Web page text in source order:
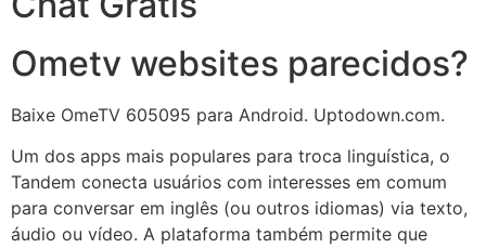
Ometv websites parecidos?
Baixe OmeTV 605095 para Android. Uptodown.com.
Um dos apps mais populares para troca linguística, o
Tandem conecta usuários com interesses em comum
para conversar em inglês (ou outros idiomas) via texto,
áudio ou vídeo. A plataforma também permite que